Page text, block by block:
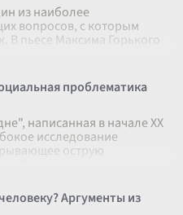
из наиболее
вопросов, с которым
В пьесе Максима Горького
вес
проблематика
написанная в начале XX
исследование
острую
Аргументы из